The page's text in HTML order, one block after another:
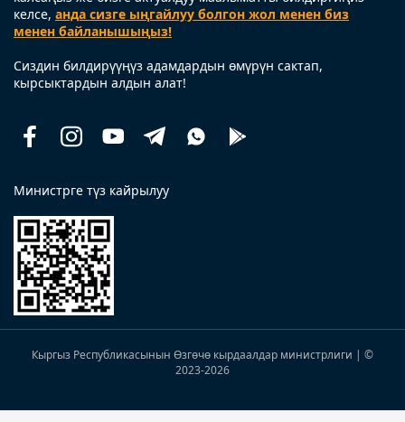
келсе, анда сизге ыңгайлуу болгон жол менен биз
менен байланышыңыз!
Сиздин билдирүүңүз адамдардын өмүрүн сактап,
кырсыктардын алдын алат!
FacebookInstagramYoutube TelegramWhatsappПомощь
рядом
Министрге түз кайрылуу
Кыргыз Республикасынын Өзгөчө кырдаалдар министрлиги | ©
2023-2026